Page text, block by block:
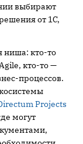
выбирают
от 1С,
ниша: кто-то
кто-то —
процессов.
Projects
могут